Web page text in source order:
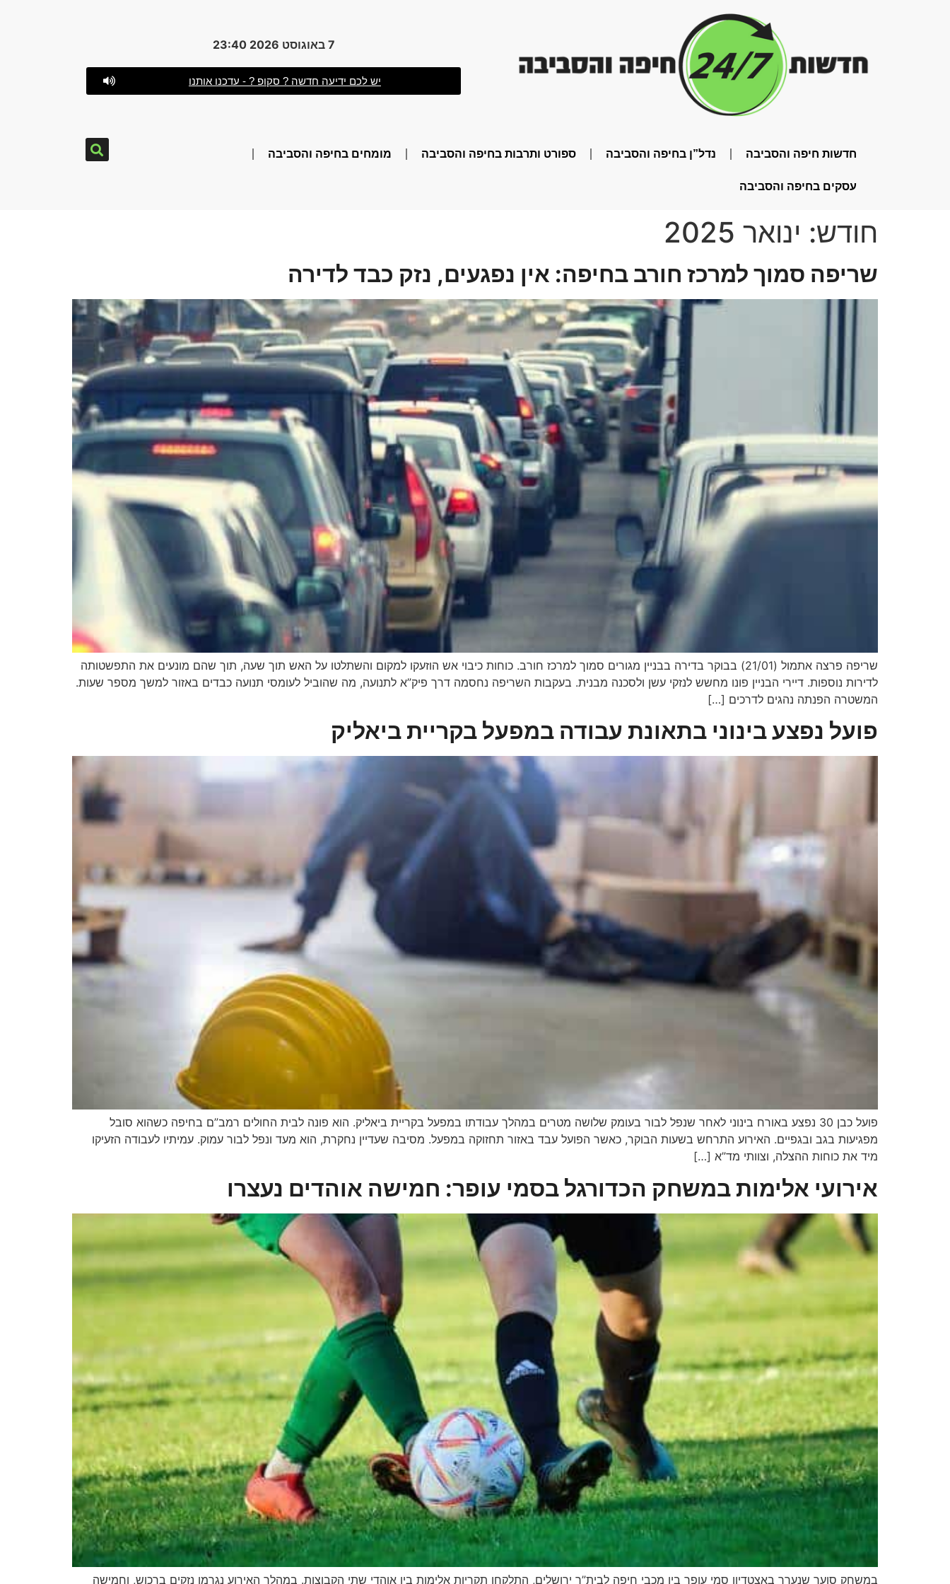
7 באוגוסט 2026 23:40
יש לכם ידיעה חדשה ? סקופ ? - עדכנו אותנו
חדשות חיפה והסביבה נדל”ן בחיפה והסביבה ספורט ותרבות בחיפה והסביבה מומחים בחיפה והסביבה
עסקים בחיפה והסביבה
חודש: ינואר 2025
שריפה סמוך למרכז חורב בחיפה: אין נפגעים, נזק כבד לדירה
שריפה פרצה אתמול (21/01) בבוקר בדירה בבניין מגורים סמוך למרכז חורב. כוחות כיבוי אש הוזעקו למקום והשתלטו על האש תוך שעה, תוך שהם מונעים את התפשטותה
לדירות נוספות. דיירי הבניין פונו מחשש לנזקי עשן ולסכנה מבנית. בעקבות השריפה נחסמה דרך פיק”א לתנועה, מה שהוביל לעומסי תנועה כבדים באזור למשך מספר שעות.
המשטרה הפנתה נהגים לדרכים […]
פועל נפצע בינוני בתאונת עבודה במפעל בקריית ביאליק
פועל כבן 30 נפצע באורח בינוני לאחר שנפל לבור בעומק שלושה מטרים במהלך עבודתו במפעל בקריית ביאליק. הוא פונה לבית החולים רמב”ם בחיפה כשהוא סובל
מפגיעות בגב ובגפיים. האירוע התרחש בשעות הבוקר, כאשר הפועל עבד באזור תחזוקה במפעל. מסיבה שעדיין נחקרת, הוא מעד ונפל לבור עמוק. עמיתיו לעבודה הזעיקו
מיד את כוחות ההצלה, וצוותי מד”א […]
אירועי אלימות במשחק הכדורגל בסמי עופר: חמישה אוהדים נעצרו
במשחק סוער שנערך באצטדיון סמי עופר בין מכבי חיפה לבית”ר ירושלים, התלקחו תקריות אלימות בין אוהדי שתי הקבוצות. במהלך האירוע נגרמו נזקים ברכוש, וחמישה